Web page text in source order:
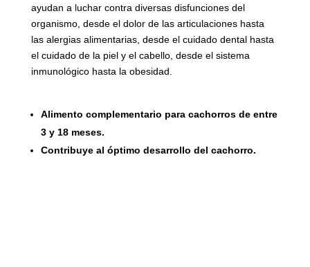
ayudan a luchar contra diversas disfunciones del
organismo, desde el dolor de las articulaciones hasta
las alergias alimentarias, desde el cuidado dental hasta
el cuidado de la piel y el cabello, desde el sistema
inmunológico hasta la obesidad.
Alimento complementario para cachorros de entre
3 y 18 meses.
Contribuye al óptimo desarrollo del cachorro.